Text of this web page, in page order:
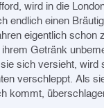
wird in die
endlich einen
eigentlich schon
Getränk
sich versieht, wird
verschleppt. Als
kommt,